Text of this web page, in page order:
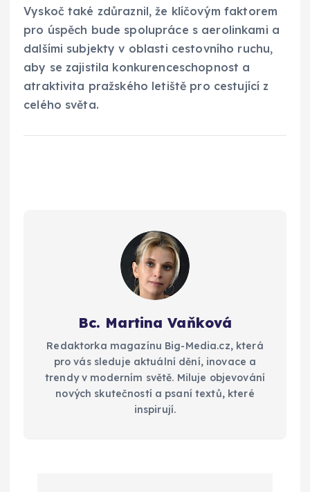
Vyskoč také zdůraznil, že klíčovým faktorem
pro úspěch bude spolupráce s aerolinkami a
dalšími subjekty v oblasti cestovního ruchu,
aby se zajistila konkurenceschopnost a
atraktivita pražského letiště pro cestující z
celého světa.
Bc. Martina Vaňková
Redaktorka magazínu Big-Media.cz, která
pro vás sleduje aktuální dění, inovace a
trendy v moderním světě. Miluje objevování
nových skutečností a psaní textů, které
inspirují.